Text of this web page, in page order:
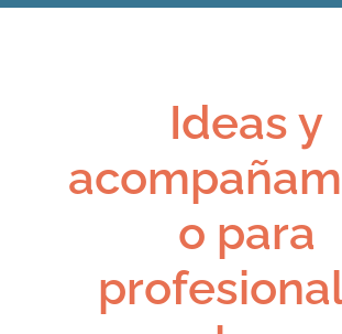
Ideas y
o para